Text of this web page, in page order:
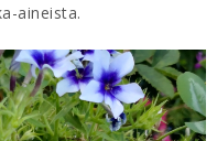
aineista.